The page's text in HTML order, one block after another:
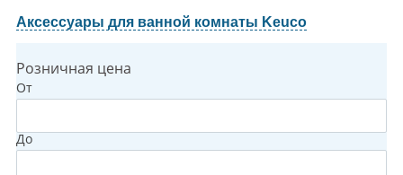
Аксессуары для ванной комнаты Keuco
Розничная цена
От
До